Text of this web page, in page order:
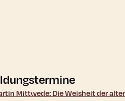
Mittwede: Die Weisheit der